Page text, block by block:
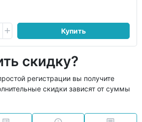
Купить
скидку?
регистрации вы получите
скидки зависят от суммы